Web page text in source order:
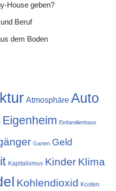
House geben?
Beruf
dem Boden
Atmosphäre Auto
Eigenheim Einfamilienhaus
Garten Geld
Kapitalismus Kinder Klima
Kohlendioxid Kosten